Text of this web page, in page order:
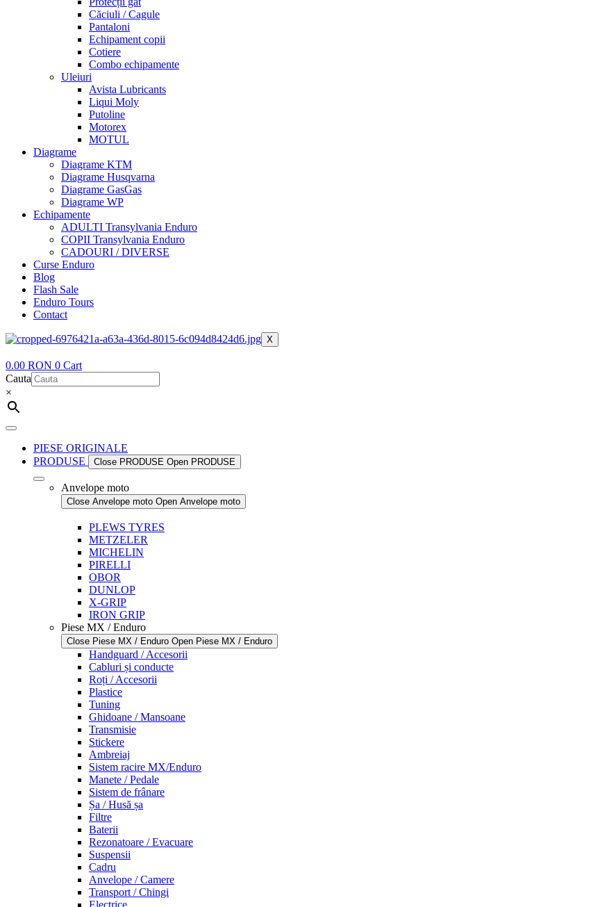
Căciuli / Cagule
Pantaloni
Echipament copii
Cotiere
Combo echipamente
Uleiuri
Avista Lubricants
Liqui Moly
Putoline
Motorex
MOTUL
Diagrame
Diagrame KTM
Diagrame Husqvarna
Diagrame GasGas
Diagrame WP
Echipamente
ADULTI Transylvania Enduro
COPII Transylvania Enduro
CADOURI / DIVERSE
Curse Enduro
Blog
Flash Sale
Enduro Tours
Contact
X
0.00 RON 0 Cart
Cauta
×
PIESE ORIGINALE
PRODUSE
Close PRODUSE Open PRODUSE
Anvelope moto
Close Anvelope moto Open Anvelope moto
PLEWS TYRES
METZELER
MICHELIN
PIRELLI
OBOR
DUNLOP
X-GRIP
IRON GRIP
Piese MX / Enduro
Close Piese MX / Enduro Open Piese MX / Enduro
Handguard / Accesorii
Cabluri și conducte
Roți / Accesorii
Plastice
Tuning
Ghidoane / Mansoane
Transmisie
Stickere
Ambreiaj
Sistem racire MX/Enduro
Manete / Pedale
Sistem de frânare
Șa / Husă șa
Filtre
Baterii
Rezonatoare / Evacuare
Suspensii
Cadru
Anvelope / Camere
Transport / Chingi
Electrice